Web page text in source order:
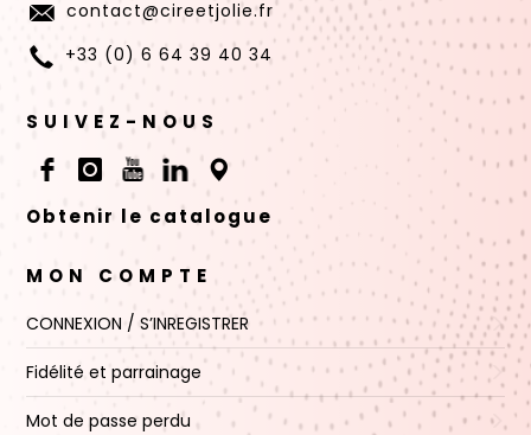
contact@cireetjolie.fr
+33 (0) 6 64 39 40 34
SUIVEZ-NOUS
Obtenir le catalogue
MON COMPTE
CONNEXION / S’INREGISTRER
Fidélité et parrainage
Mot de passe perdu